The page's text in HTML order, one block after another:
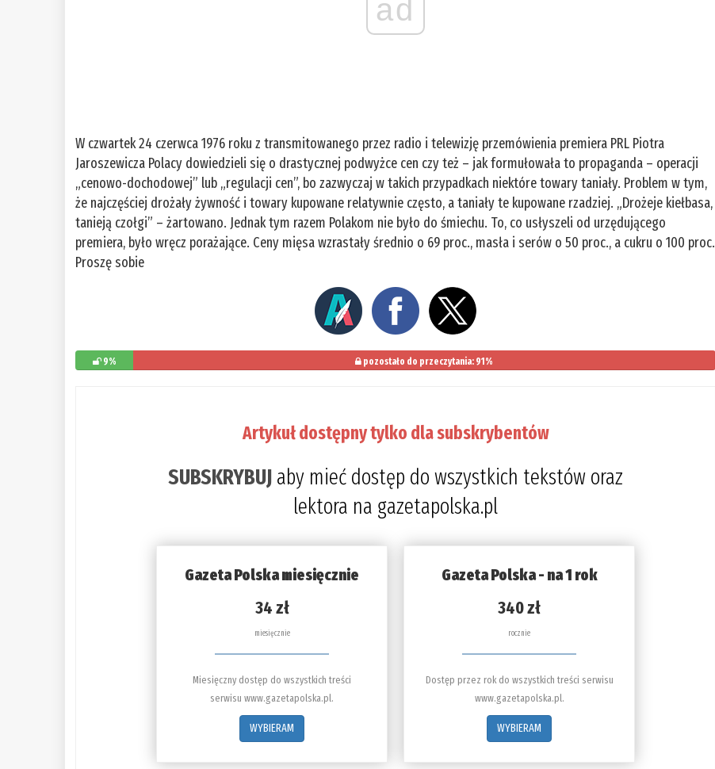
ad
W czwartek 24 czerwca 1976 roku z transmitowanego przez radio i telewizję przemówienia premiera PRL Piotra
Jaroszewicza Polacy dowiedzieli się o drastycznej podwyżce cen czy też – jak formułowała to propaganda – operacji
„cenowo-dochodowej” lub „regulacji cen”, bo zazwyczaj w takich przypadkach niektóre towary taniały. Problem w tym,
że najczęściej drożały żywność i towary kupowane relatywnie często, a taniały te kupowane rzadziej. „Drożeje kiełbasa,
tanieją czołgi” – żartowano. Jednak tym razem Polakom nie było do śmiechu. To, co usłyszeli od urzędującego
premiera, było wręcz porażające. Ceny mięsa wzrastały średnio o 69 proc., masła i serów o 50 proc., a cukru o 100 proc.
Proszę sobie
9% pozostało do przeczytania: 91%
Artykuł dostępny tylko dla subskrybentów
SUBSKRYBUJ aby mieć dostęp do wszystkich tekstów oraz
lektora na gazetapolska.pl
Gazeta Polska miesięcznie
34 zł
miesięcznie
Miesięczny dostęp do wszystkich treści
serwisu www.gazetapolska.pl.
WYBIERAM
Gazeta Polska - na 1 rok
340 zł
rocznie
Dostęp przez rok do wszystkich treści serwisu
www.gazetapolska.pl.
WYBIERAM